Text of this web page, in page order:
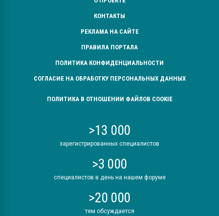
КОНТАКТЫ
РЕКЛАМА НА САЙТЕ
ПРАВИЛА ПОРТАЛА
ПОЛИТИКА КОНФИДЕНЦИАЛЬНОСТИ
СОГЛАСИЕ НА ОБРАБОТКУ ПЕРСОНАЛЬНЫХ ДАННЫХ
ПОЛИТИКА В ОТНОШЕНИИ ФАЙЛОВ COOKIE
>13 000
зарегистрированных специалистов
>3 000
специалистов в день на нашем форуме
>20 000
тем обсуждается